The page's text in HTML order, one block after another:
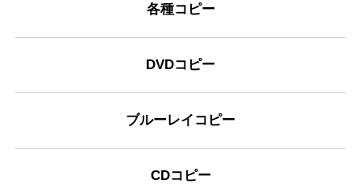
各種コピー
DVDコピー
ブルーレイコピー
CDコピー